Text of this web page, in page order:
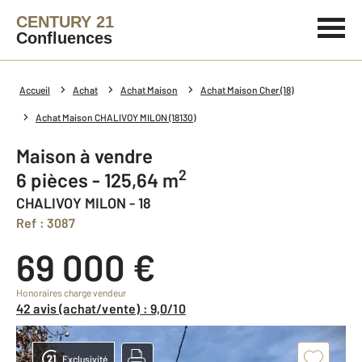
CENTURY 21
Confluences
Accueil Achat Achat Maison Achat Maison Cher (18)
Achat Maison CHALIVOY MILON (18130)
Maison à vendre
6 pièces - 125,64 m2
CHALIVOY MILON - 18
Ref : 3087
69 000 €
Honoraires charge vendeur
42 avis (achat/vente) : 9,0/10
Exclusivité